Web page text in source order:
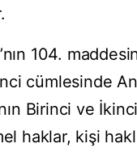
104.
cümlesinde
Birinci ve
haklar, kişi